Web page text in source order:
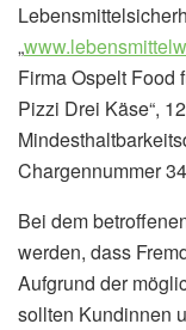
„
Firma Ospelt Food
Pizzi Drei Käse“,
Chargennummer
Bei dem
werden, dass
Aufgrund der
sollten Kundinnen